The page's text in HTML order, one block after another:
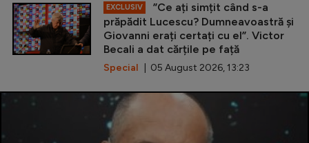
EXCLUSIV
”Ce ați simțit când s-a
prăpădit Lucescu? Dumneavoastră și
Giovanni erați certați cu el”. Victor
Becali a dat cărțile pe față
Special | 05 August 2026, 13:23